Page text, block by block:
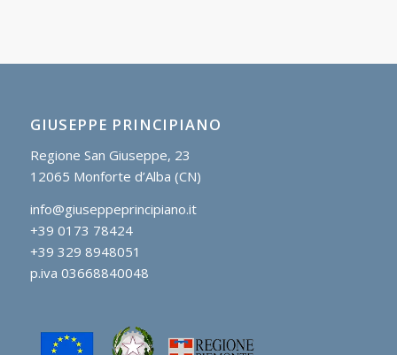
GIUSEPPE PRINCIPIANO
Regione San Giuseppe, 23
12065 Monforte d’Alba (CN)
info@giuseppeprincipiano.it
+39 0173 78424
+39 329 8948051
p.iva 03668840048